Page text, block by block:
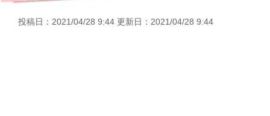
投稿日：2021/04/28 9:44 更新日： 2021/04/28 9:44